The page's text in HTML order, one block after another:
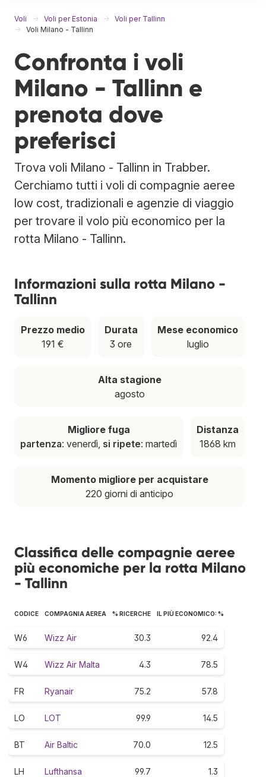
Voli Voli per Estonia
Voli per Tallinn
Voli Milano - Tallinn
Confronta i voli
Milano - Tallinn e
prenota dove
preferisci
Trova voli Milano - Tallinn in Trabber.
Cerchiamo tutti i voli di compagnie aeree
low cost, tradizionali e agenzie di viaggio
per trovare il volo più economico per la
rotta Milano - Tallinn.
Informazioni sulla rotta Milano -
Tallinn
Prezzo medio
191 €
Durata
3 ore
Mese economico
luglio
Alta stagione
agosto
Migliore fuga
partenza: venerdì, si ripete: martedì
Distanza
1868 km
Momento migliore per acquistare
220 giorni di anticipo
Classifica delle compagnie aeree
più economiche per la rotta Milano
- Tallinn
CODICE COMPAGNIA AEREA % RICERCHE IL PIÙ ECONOMICO: %
W6 Wizz Air 30.3 92.4
W4 Wizz Air Malta 4.3 78.5
FR Ryanair 75.2 57.8
LO LOT 99.9 14.5
BT Air Baltic 70.0 12.5
LH Lufthansa 99.7 1.3